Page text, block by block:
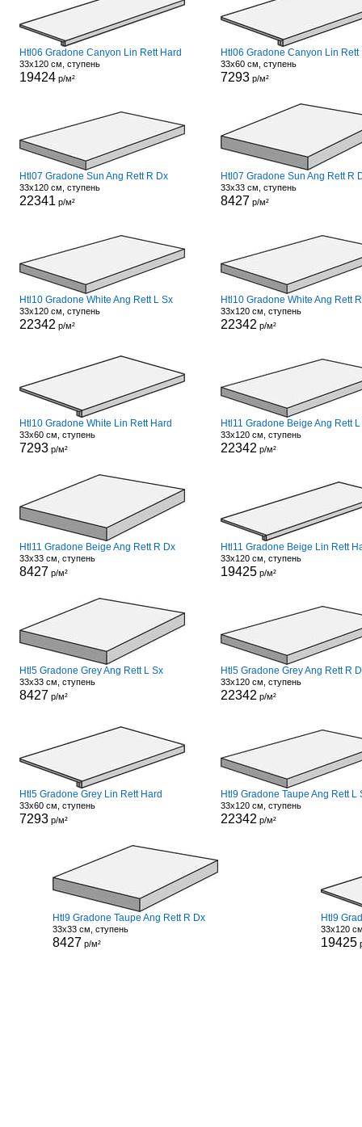
Htl06 Gradone Canyon Lin Rett Hard
33x120 см, ступень
19424р/м²
Htl06 Gradone Canyon Lin Rett
33x60 см, ступень
7293р/м²
Htl07 Gradone Sun Ang Rett R Dx
33x120 см, ступень
22341 р/м²
Htl07 Gradone Sun Ang Rett R
33x33 см, ступень
8427 р/м²
Htl10 Gradone White Ang Rett L Sx
33x120 см, ступень
22342 р/м²
Htl10 Gradone White Ang Rett
33x120 см, ступень
22342 р/м²
Htl10 Gradone White Lin Rett Hard
33x60 см, ступень
7293р/м²
Htl11 Gradone Beige Ang Rett L
33x120 см, ступень
22342 р/м²
Htl11 Gradone Beige Ang Rett R Dx
33x33 см, ступень
8427 р/м²
Htl11 Gradone Beige Lin Rett
33x120 см, ступень
19425р/м²
Htl5 Gradone Grey Ang Rett L Sx
33x33 см, ступень
8427 р/м²
Htl5 Gradone Grey Ang Rett R
33x120 см, ступень
22342 р/м²
Htl5 Gradone Grey Lin Rett Hard
33x60 см, ступень
7293р/м²
Htl9 Gradone Taupe Ang Rett L
33x120 см, ступень
22342 р/м²
Htl9 Gradone Taupe Ang Rett R Dx
33x33 см, ступень
8427 р/м²
Htl9
33x120
19425